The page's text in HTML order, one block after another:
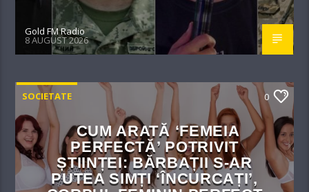
Gold FM Radio
8 AUGUST 2026
SOCIETATE 0
CUM ARATĂ ‘FEMEIA
PERFECTĂ’ POTRIVIT
ȘTIINȚEI: BĂRBAȚII S-AR
PUTEA SIMȚI ‘ÎNCURCAȚI’,